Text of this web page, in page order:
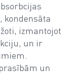
kondensāta
izmantojot
un ir
un